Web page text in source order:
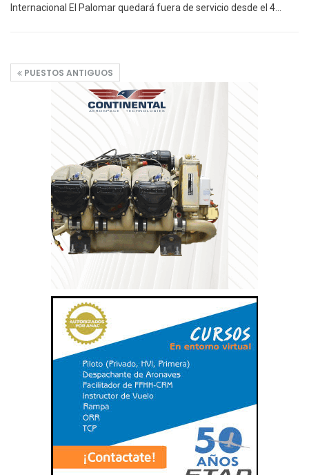
Internacional El Palomar quedará fuera de servicio desde el 4…
PUESTOS ANTIGUOS